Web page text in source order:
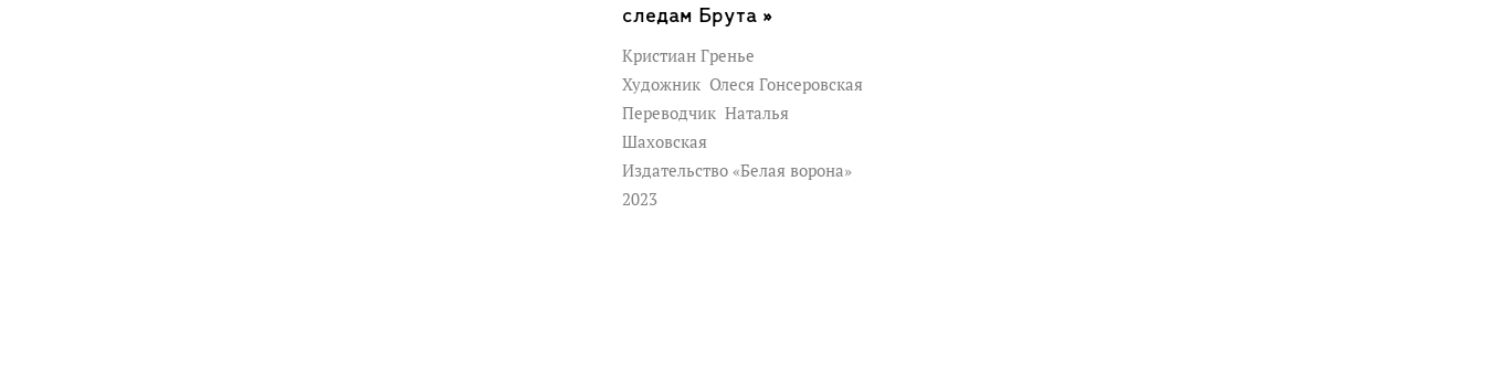
следам Брута »
Кристиан Гренье
Художник Олеся Гонсеровская
Переводчик Наталья
Шаховская
Издательство «Белая ворона»
2023